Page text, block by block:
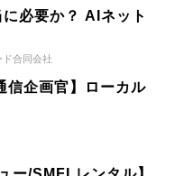
必要か？ AIネット
合同会社
信企画官】ローカル